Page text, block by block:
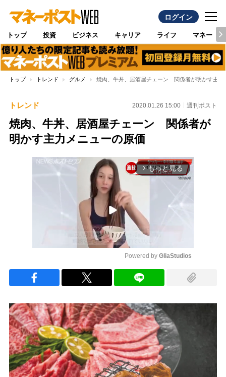
ログイン
トップ 投資 ビジネス キャリア ライフ マネー
トップ トレンド グルメ 焼肉、牛丼、居酒屋チェーン 関係者が明かす主力
トレンド 2020.01.26 15:00 週刊ポスト
焼肉、牛丼、居酒屋チェーン 関係者が
明かす主力メニューの原価
arrow_forward_ios もっと見る
Powered by GliaStudios